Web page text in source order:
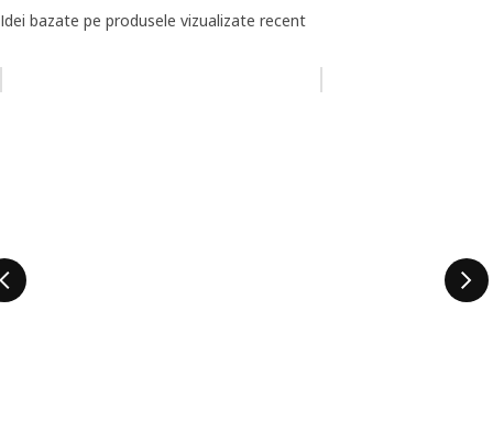
Idei bazate pe produsele vizualizate recent